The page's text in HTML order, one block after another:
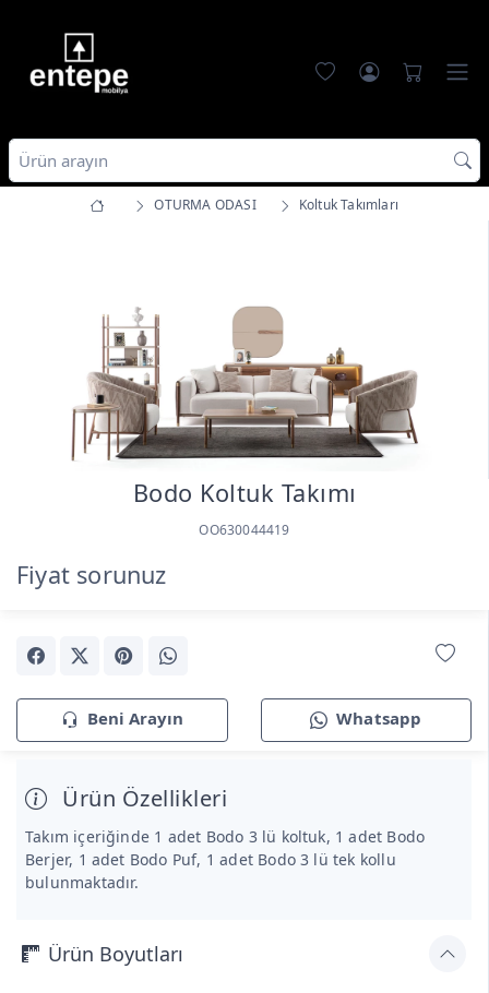
OTURMA ODASI Koltuk Takımları
Bodo Koltuk Takımı
OO630044419
Fiyat sorunuz
Beni Arayın Whatsapp
Ürün Özellikleri
Takım içeriğinde 1 adet Bodo 3 lü koltuk, 1 adet Bodo
Berjer, 1 adet Bodo Puf, 1 adet Bodo 3 lü tek kollu
bulunmaktadır.
Ürün Boyutları